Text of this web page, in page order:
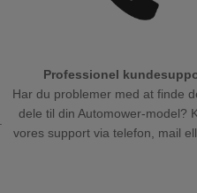
Professionel
Har du problemer med at finde
dele til din Automower-model?
vores support via telefon, mail